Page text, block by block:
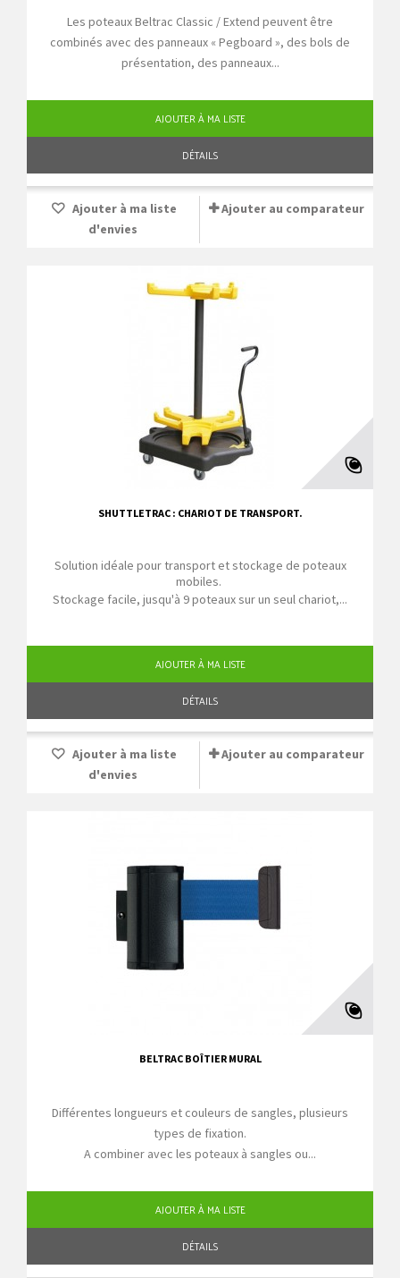
Les poteaux Beltrac Classic / Extend peuvent être
combinés avec des panneaux « Pegboard », des bols de
présentation, des panneaux...
AJOUTER À MA LISTE
DÉTAILS
Ajouter à ma liste
d'envies
Ajouter au comparateur
SHUTTLETRAC : CHARIOT DE TRANSPORT.
Solution idéale pour transport et stockage de poteaux
mobiles.
Stockage facile, jusqu'à 9 poteaux sur un seul chariot,...
AJOUTER À MA LISTE
DÉTAILS
Ajouter à ma liste
d'envies
Ajouter au comparateur
BELTRAC BOÎTIER MURAL
Différentes longueurs et couleurs de sangles, plusieurs
types de fixation.
A combiner avec les poteaux à sangles ou...
AJOUTER À MA LISTE
DÉTAILS